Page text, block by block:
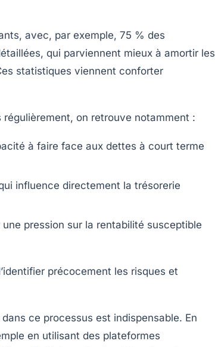
avec, par exemple, 75 % des
qui parviennent mieux à amortir les
statistiques viennent conforter
on retrouve notamment :
à faire face aux dettes à court terme
influence directement la trésorerie
pression sur la rentabilité susceptible
précocement les risques et
ce processus est indispensable. En
en utilisant des plateformes